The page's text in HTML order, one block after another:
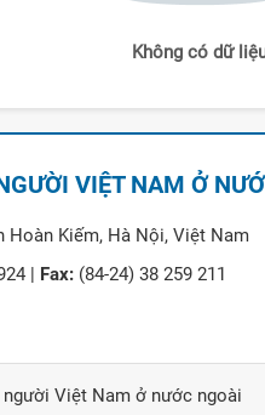
Không có dữ
VIỆT NAM Ở
Hoàn Kiếm, Hà Nội, Việt Nam
| Fax: (84-24) 38 259 211
Việt Nam ở nước ngoài